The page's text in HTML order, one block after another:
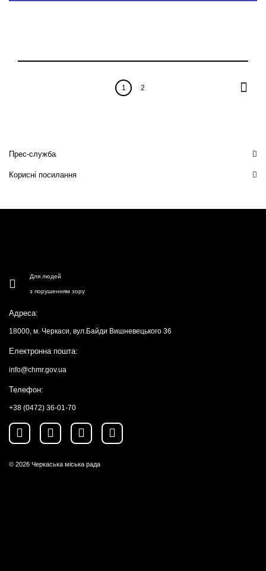
1 2
Прес-служба
Корисні посилання
Для людей
з порушенням зору
Адреса:
18000, м. Черкаси, вул.Байди Вишневецького 36
Електронна пошта:
info@chmr.gov.ua
Телефон:
+38 (0472) 36-01-70
© 2026 Черкаська міська рада